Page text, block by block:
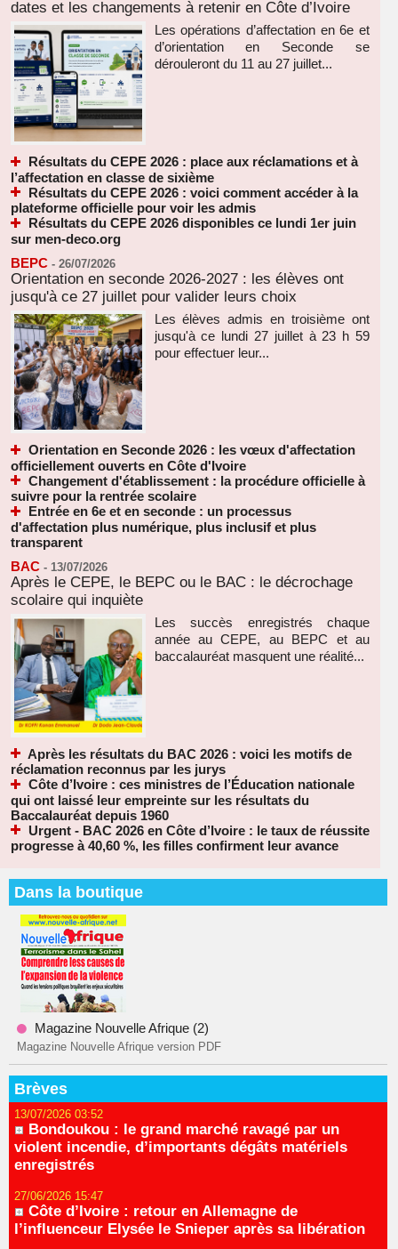
dates et les changements à retenir en Côte d’Ivoire
Les opérations d’affectation en 6e et
d’orientation en Seconde se
dérouleront du 11 au 27 juillet...
Résultats du CEPE 2026 : place aux réclamations et à
l’affectation en classe de sixième
Résultats du CEPE 2026 : voici comment accéder à la
plateforme officielle pour voir les admis
Résultats du CEPE 2026 disponibles ce lundi 1er juin
sur men-deco.org
BEPC - 26/07/2026
Orientation en seconde 2026-2027 : les élèves ont
jusqu'à ce 27 juillet pour valider leurs choix
Les élèves admis en troisième ont
jusqu'à ce lundi 27 juillet à 23 h 59
pour effectuer leur...
Orientation en Seconde 2026 : les vœux d'affectation
officiellement ouverts en Côte d'Ivoire
Changement d'établissement : la procédure officielle à
suivre pour la rentrée scolaire
Entrée en 6e et en seconde : un processus
d'affectation plus numérique, plus inclusif et plus
transparent
BAC - 13/07/2026
Après le CEPE, le BEPC ou le BAC : le décrochage
scolaire qui inquiète
Les succès enregistrés chaque
année au CEPE, au BEPC et au
baccalauréat masquent une réalité...
Après les résultats du BAC 2026 : voici les motifs de
réclamation reconnus par les jurys
Côte d’Ivoire : ces ministres de l’Éducation nationale
qui ont laissé leur empreinte sur les résultats du
Baccalauréat depuis 1960
Urgent - BAC 2026 en Côte d’Ivoire : le taux de réussite
progresse à 40,60 %, les filles confirment leur avance
Dans la boutique
Magazine Nouvelle Afrique (2)
Magazine Nouvelle Afrique version PDF
Brèves
13/07/2026 03:52
Bondoukou : le grand marché ravagé par un
violent incendie, d’importants dégâts matériels
enregistrés
27/06/2026 15:47
Côte d’Ivoire : retour en Allemagne de
l’influenceur Elysée le Snieper après sa libération